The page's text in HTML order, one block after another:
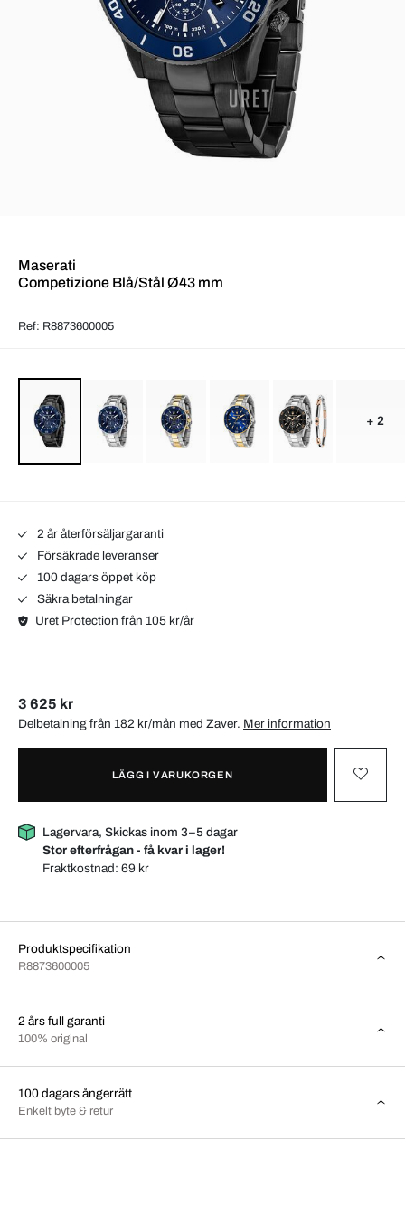
Maserati
Competizione Blå/Stål Ø43 mm
Ref: R8873600005
+ 2
2 år återförsäljargaranti
Försäkrade leveranser
100 dagars öppet köp
Säkra betalningar
Uret Protection från 105 kr/år
3 625 kr
Delbetalning från 182 kr/mån med Zaver. Mer information
LÄGG I VARUKORGEN
Lagervara, Skickas inom 3–5 dagar
Stor efterfrågan - få kvar i lager!
Fraktkostnad:69 kr
Produktspecifikation
R8873600005
2 års full garanti
100% original
100 dagars ångerrätt
Enkelt byte & retur